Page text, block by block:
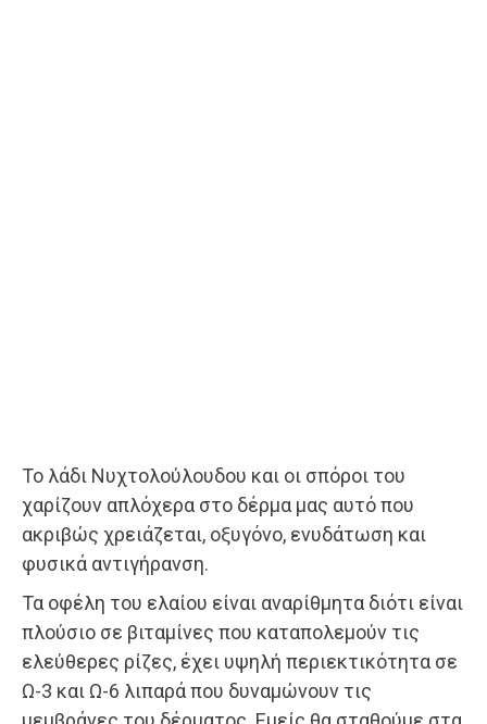
Το λάδι Νυχτολούλουδου και οι σπόροι του
χαρίζουν απλόχερα στο δέρμα μας αυτό που
ακριβώς χρειάζεται, οξυγόνο, ενυδάτωση και
φυσικά αντιγήρανση.
Τα οφέλη του ελαίου είναι αναρίθμητα διότι είναι
πλούσιο σε βιταμίνες που καταπολεμούν τις
ελεύθερες ρίζες, έχει υψηλή περιεκτικότητα σε
Ω-3 και Ω-6 λιπαρά που δυναμώνουν τις